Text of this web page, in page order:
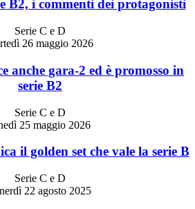
B2, i commenti dei protagonisti
Serie C e D
26 maggio 2026
anche gara-2 ed è promosso in
serie B2
Serie C e D
25 maggio 2026
il golden set che vale la serie B
Serie C e D
22 agosto 2025